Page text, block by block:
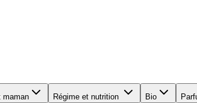
maman Régime et nutrition Bio